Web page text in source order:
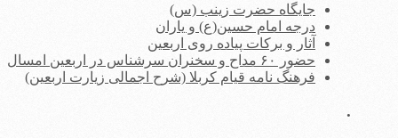
جایگاه حضرت زینب (س)
درجه امام حسین(ع) و یاران
آثار و برکات پیاده روی اربعین
حضور ۶۰ مداح و سخنران سرشناس در اربعین امسال
فرهنگ نامه قیام کربلا (شرح اجمالی زیارت اربعین)
.